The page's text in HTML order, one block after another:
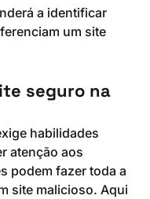
a identificar
um site
seguro na
habilidades
atenção aos
podem fazer toda a
site malicioso. Aqui